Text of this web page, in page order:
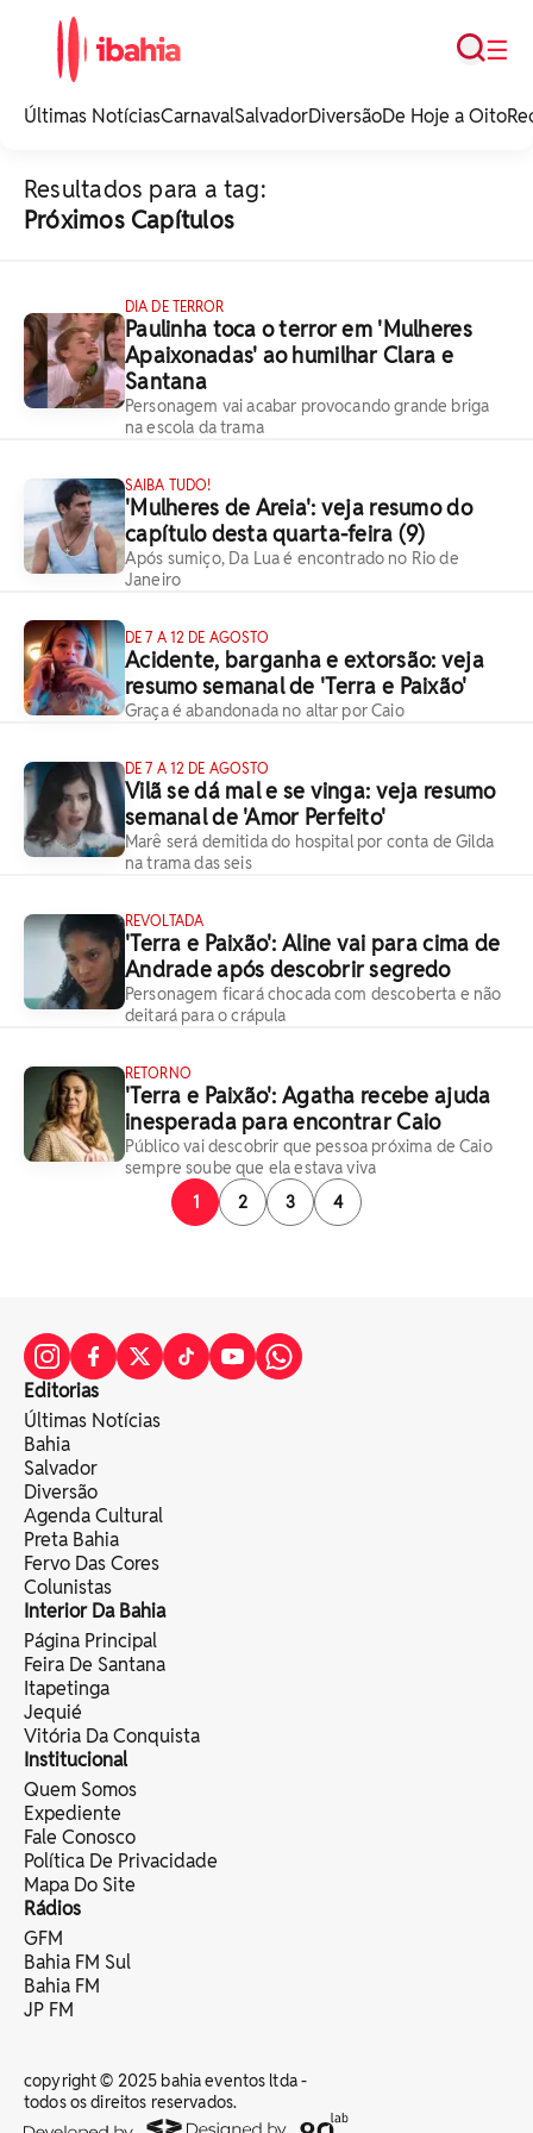
noticias e
☰
Busca
Últimas NotíciasCarnavalSalvadorDiversãoDe Hoje a Oito
Resultados para a tag:
Próximos Capítulos
DIA DE TERROR
Paulinha toca o terror em 'Mulheres
Apaixonadas' ao humilhar Clara e
Santana
Personagem vai acabar provocando grande briga
na escola da trama
SAIBA TUDO!
'Mulheres de Areia': veja resumo do
capítulo desta quarta-feira (9)
Após sumiço, Da Lua é encontrado no Rio de
Janeiro
DE 7 A 12 DE AGOSTO
Acidente, barganha e extorsão: veja
resumo semanal de 'Terra e Paixão'
Graça é abandonada no altar por Caio
DE 7 A 12 DE AGOSTO
Vilã se dá mal e se vinga: veja resumo
semanal de 'Amor Perfeito'
Marê será demitida do hospital por conta de Gilda
na trama das seis
REVOLTADA
'Terra e Paixão': Aline vai para cima de
Andrade após descobrir segredo
Personagem ficará chocada com descoberta e não
deitará para o crápula
RETORNO
'Terra e Paixão': Agatha recebe ajuda
inesperada para encontrar Caio
Público vai descobrir que pessoa próxima de Caio
sempre soube que ela estava viva
1
2 3 4
Editorias
Últimas Notícias
Bahia
Salvador
Diversão
Agenda Cultural
Preta Bahia
Fervo Das Cores
Colunistas
Interior Da Bahia
Página Principal
Feira De Santana
Itapetinga
Jequié
Vitória Da Conquista
Institucional
Quem Somos
Expediente
Fale Conosco
Política De Privacidade
Mapa Do Site
Rádios
GFM
Bahia FM Sul
Bahia FM
JP FM
copyright © 2025 bahia eventos ltda -
todos os direitos reservados.